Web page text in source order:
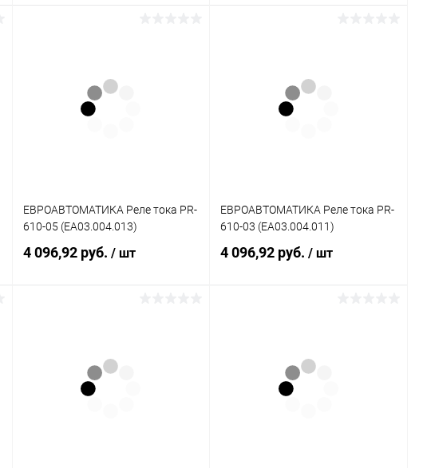
Купить в 1 клик
В избранное
Купить в 1 клик
В избранное
ЕВРОАВТОМАТИКА Реле тока PR-
610-05 (EA03.004.013)
4 096,92 руб. / шт
Купить в 1 клик
В избранное
ЕВРОАВТОМАТИКА Реле тока PR-
610-03 (EA03.004.011)
4 096,92 руб./ шт
Купить в 1 клик
В избранное